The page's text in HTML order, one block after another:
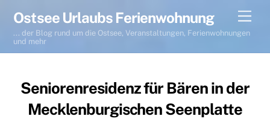
content
Ostsee Urlaubs Ferienwohnung
... der Blog rund um die Ostsee, Veranstaltungen, Ferienwohnungen
und mehr
Seniorenresidenz für Bären in der
Mecklenburgischen Seenplatte